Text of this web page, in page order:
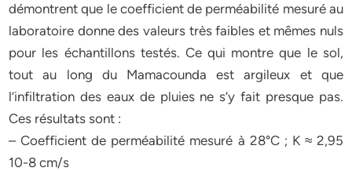
démontrent que le coefficient de perméabilité mesuré au
laboratoire donne des valeurs très faibles et mêmes nuls
pour les échantillons testés. Ce qui montre que le sol,
tout au long du Mamacounda est argileux et que
l’infiltration des eaux de pluies ne s’y fait presque pas.
Ces résultats sont :
– Coefficient de perméabilité mesuré à 28°C ; K ≈ 2,95
10-8 cm/s